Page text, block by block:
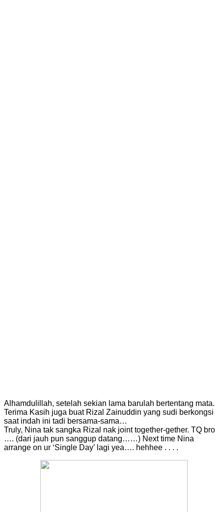
Alhamdulillah, setelah sekian lama barulah bertentang mata.
Terima Kasih juga buat Rizal Zainuddin yang sudi berkongsi
saat indah ini tadi bersama-sama…
Truly, Nina tak sangka Rizal nak joint together-gether. TQ bro
…. (dari jauh pun sanggup datang……) Next time Nina
arrange on ur ‘Single Day’ lagi yea…. hehhee . . . .